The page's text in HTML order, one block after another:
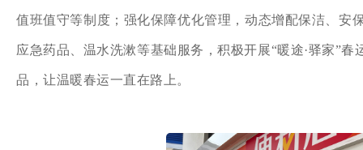
值班值守等制度；强化保障优化管理，动态增配保洁、安
应急药品、温水洗漱等基础服务，积极开展“暖途·驿家”
品，让温暖春运一直在路上。